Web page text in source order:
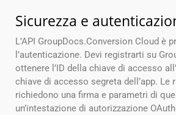
Sicurezza e
L’API GroupDocs.Conversion Cloud è
l’autenticazione. Devi registrarti su
ottenere l’ID della chiave di accesso
chiave di accesso segreta dell’app.
richiedono una firma e parametri di
un’intestazione di autorizzazione